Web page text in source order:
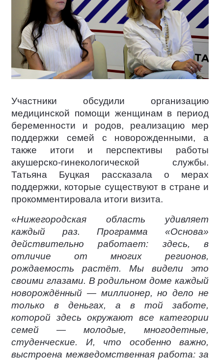
Участники обсудили организацию
медицинской помощи женщинам в период
беременности и родов, реализацию мер
поддержки семей с новорожденными, а
также итоги и перспективы работы
акушерско-гинекологической службы.
Татьяна Буцкая рассказала о мерах
поддержки, которые существуют в стране и
прокомментировала итоги визита.
«Нижегородская область удивляет
каждый раз. Программа «Основа»
действительно работает: здесь, в
отличие от многих регионов,
рождаемость растёт. Мы видели это
своими глазами. В родильном доме каждый
новорождённый — миллионер, но дело не
только в деньгах, а в той заботе,
которой здесь окружают все категории
семей — молодые, многодетные,
студенческие. И, что особенно важно,
выстроена межведомственная работа: за